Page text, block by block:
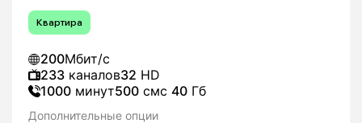
Квартира
200Мбит/с
233 каналов32 HD
1000 минут500 смс 40 Гб
Дополнительные опции